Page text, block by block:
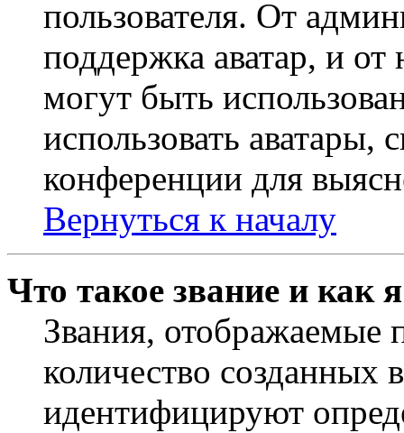
пользователя. От
поддержка аватар, и от
могут быть
использовать аватары,
конференции для
Вернуться к началу
Что такое звание и как
Звания,
количество
идентифицируют